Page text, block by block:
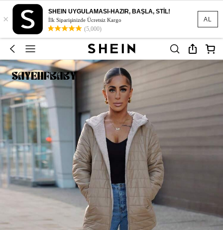
AL
×
SHEIN UYGULAMASI-HAZIR, BAŞLA, STİL!
İlk Siparişinizde Ücretsiz Kargo
(5,000)